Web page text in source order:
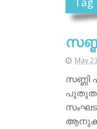
May
സണ്ണി